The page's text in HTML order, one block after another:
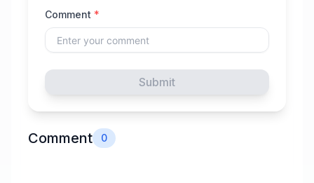
Comment *
Submit
Comment 0